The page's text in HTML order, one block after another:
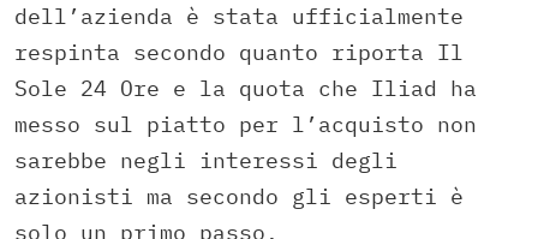
dell’azienda è stata ufficialmente
respinta secondo quanto riporta Il
Sole 24 Ore e la quota che Iliad ha
messo sul piatto per l’acquisto non
sarebbe negli interessi degli
azionisti ma secondo gli esperti è
solo un primo passo.